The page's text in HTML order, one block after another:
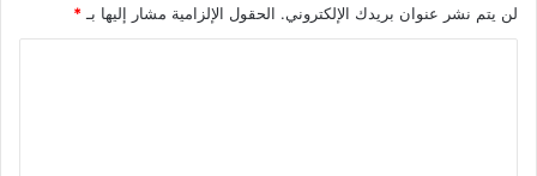
لن يتم نشر عنوان بريدك الإلكتروني. الحقول الإلزامية مشار إليها بـ *